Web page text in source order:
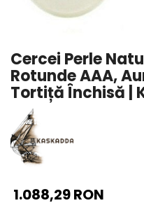
Seturi Perle cu Argint
Pandantive cu Perle
Brose cu Perle
Cercei Perle
Rotunde AAA,
Tortiță Închisă |
1.088,29 RON